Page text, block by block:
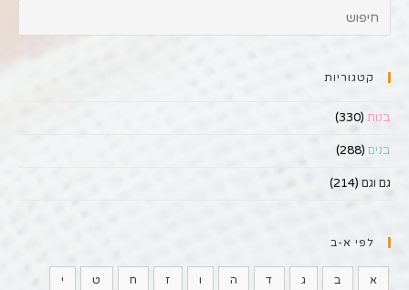
קטגוריות
בנות (330)
בנים (288)
גם וגם (214)
לפי א-ב
א ב ג ד ה ו ז ח ט י